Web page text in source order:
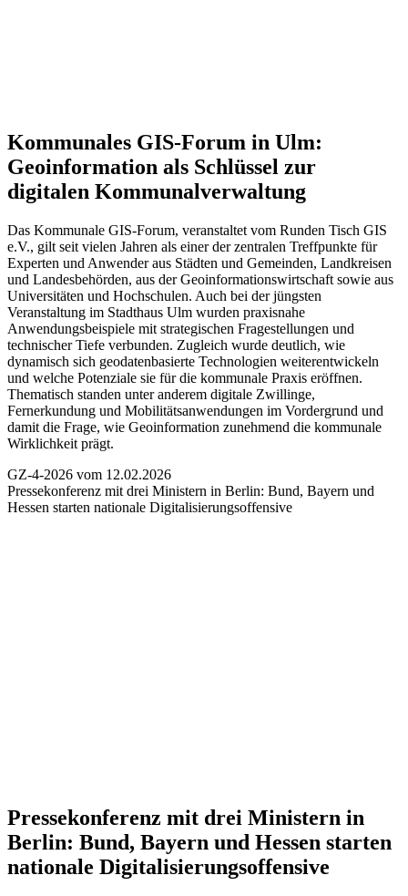
Kommunales GIS-Forum in Ulm:
Geoinformation als Schlüssel zur
digitalen Kommunalverwaltung
Das Kommunale GIS-Forum, veranstaltet vom Runden Tisch GIS
e.V., gilt seit vielen Jahren als einer der zentralen Treffpunkte für
Experten und Anwender aus Städten und Gemeinden, Landkreisen
und Landesbehörden, aus der Geoinformationswirtschaft sowie aus
Universitäten und Hochschulen. Auch bei der jüngsten
Veranstaltung im Stadthaus Ulm wurden praxisnahe
Anwendungsbeispiele mit strategischen Fragestellungen und
technischer Tiefe verbunden. Zugleich wurde deutlich, wie
dynamisch sich geodatenbasierte Technologien weiterentwickeln
und welche Potenziale sie für die kommunale Praxis eröffnen.
Thematisch standen unter anderem digitale Zwillinge,
Fernerkundung und Mobilitätsanwendungen im Vordergrund und
damit die Frage, wie Geoinformation zunehmend die kommunale
Wirklichkeit prägt.
GZ-4-2026 vom 12.02.2026
Pressekonferenz mit drei Ministern in Berlin: Bund, Bayern und
Hessen starten nationale Digitalisierungsoffensive
Pressekonferenz mit drei Ministern in
Berlin: Bund, Bayern und Hessen starten
nationale Digitalisierungsoffensive